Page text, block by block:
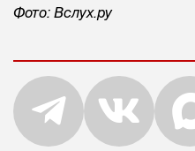
Фото: Вслух.ру